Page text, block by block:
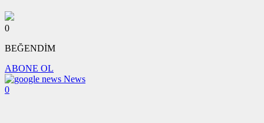
0
BEĞENDİM
ABONE OL
News
0